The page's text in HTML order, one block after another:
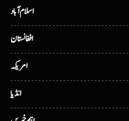
اسلام آباد
افغانستان
امریکہ
انڈیا